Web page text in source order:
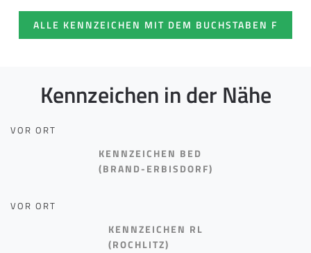
ALLE KENNZEICHEN MIT DEM BUCHSTABEN F
Kennzeichen in der Nähe
VOR ORT
KENNZEICHEN BED
(BRAND-ERBISDORF)
VOR ORT
KENNZEICHEN RL
(ROCHLITZ)